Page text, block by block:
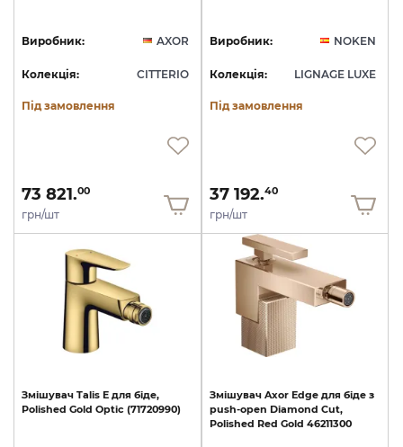
Виробник: AXOR
Колекція: CITTERIO
Під замовлення
73 821.00
грн/шт
Виробник: NOKEN
Колекція: LIGNAGE LUXE
Під замовлення
37 192.40
грн/шт
Змішувач Talis E для біде,
Polished Gold Optic (71720990)
Змішувач Axor Edge для біде з
push-open Diamond Cut,
Polished Red Gold 46211300